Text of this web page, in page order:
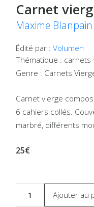
Carnet
Maxime Blanpain
Édité par :Volumen
Thématique :
Genre : Carnets
Carnet vierge
6 cahiers collés.
marbré, différents
25€
Ajouter au